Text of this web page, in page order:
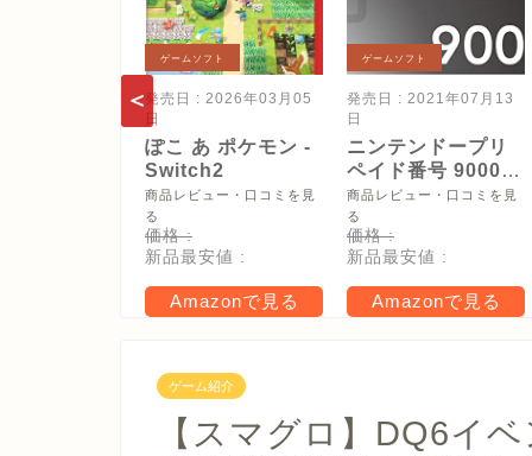
ゲームソフト
発売日 : 2026年03月05
日
ぽこ あ ポケモン -
Switch2
商品レビュー・口コミを見
る
価格 :
新品最安値 :
Amazonで見る
ゲームソフト
発売日 : 2021年07月13
日
ニンテンドープリ
ペイド番号 9000
円|オンラインコー
ド版
商品レビュー・口コミを見
る
価格 :
新品最安値 :
Amazonで見る
ゲーム紹介
【スマグロ】DQ6イ